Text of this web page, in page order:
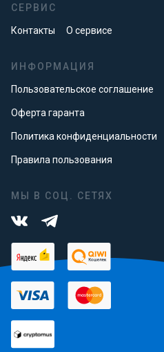
СЕРВИС
Контакты О сервисе
ИНФОРМАЦИЯ
Пользовательское соглашение
Оферта гаранта
Политика конфиденциальности
Правила пользования
МЫ В СОЦ. СЕТЯХ